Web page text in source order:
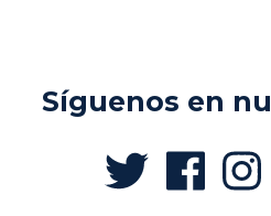
Síguenos en